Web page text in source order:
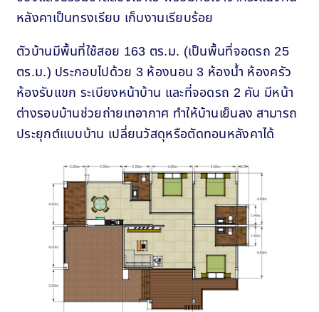
หลังคาเป็นทรงเรียบ เก็บงานเรียบร้อย
ตัวบ้านมีพื้นที่ใช้สอย 163 ตร.ม. (เป็นพื้นที่จอดรถ 25
ตร.ม.) ประกอบไปด้วย 3 ห้องนอน 3 ห้องน้ำ ห้องครัว
ห้องรับแขก ระเบียงหน้าบ้าน และที่จอดรถ 2 คัน มีหน้า
ต่างรอบบ้านช่วยถ่ายเทอากาศ ทำให้บ้านเย็นลง สามารถ
ประยุกต์แบบบ้าน เปลี่ยนวัสดุหรือตัดทอนหลังคาได้